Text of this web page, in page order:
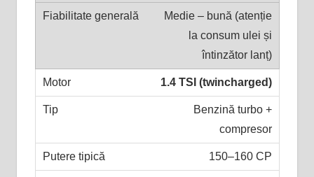
Medie – bună (atenție
la consum ulei și
întinzător lanț)
1.4 TSI (twincharged)
Benzină turbo +
compresor
150–160 CP